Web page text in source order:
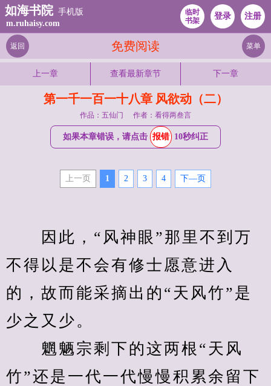
如海书院 手机版
m.ruhaisy.com
临时
书架
登录 注册
免费阅读
返回 菜单
上一章 查看最新章节 下一章
第一千一百一十八章 风欲动（二）
作品：五仙门 作者：看得两叁言
如果本章错误，请点击 报错 10秒纠正
上一页 1 2 3 4 下—页
因此，“风神眼”那里不到万
不得以是不会有修士愿意进入
的，故而能采摘出的“天风竹”是
少之又少。
魍魉宗剩下的这两根“天风
竹”还是一代一代慢慢积累余留下